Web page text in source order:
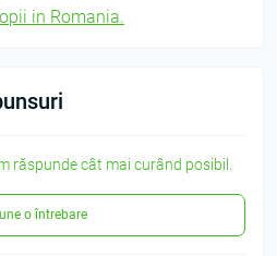
in Romania.
răspunde cât mai curând posibil.
o întrebare